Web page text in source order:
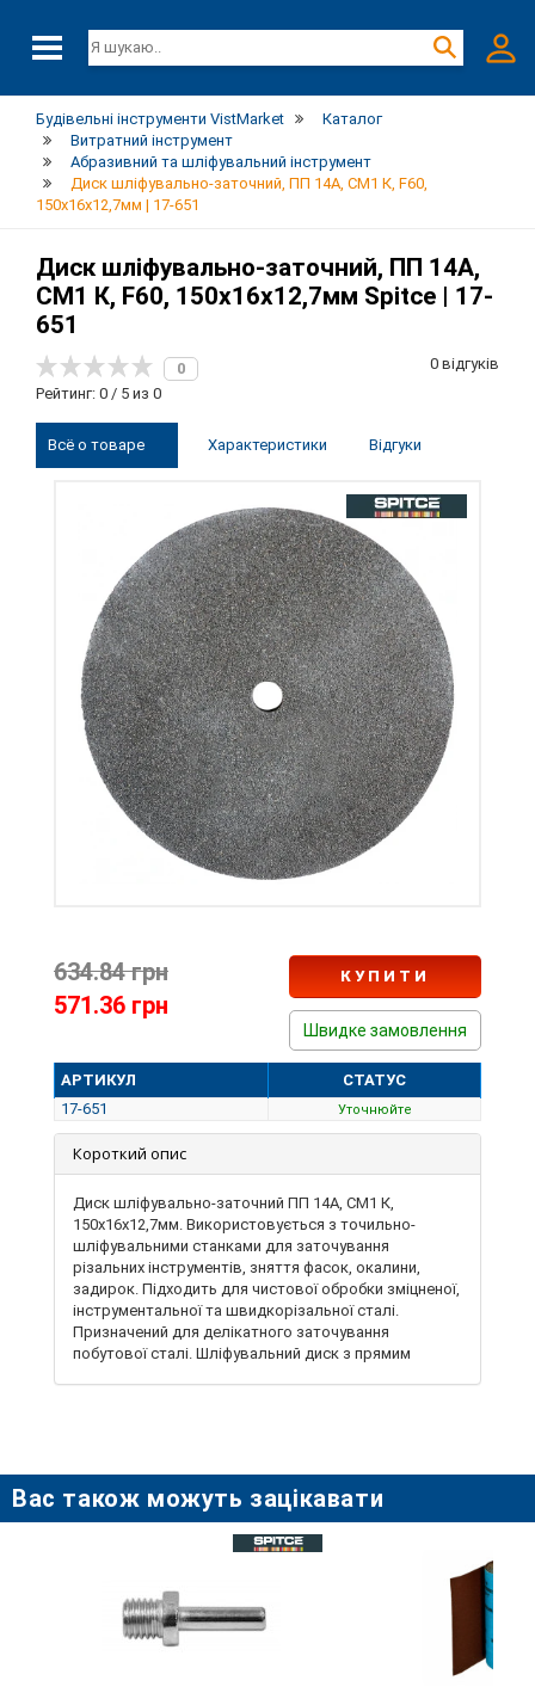
Будівельні інструменти VistMarket
Каталог
Витратний інструмент
Абразивний та шліфувальний інструмент
Диск шліфувально-заточний, ПП 14А, СМ1 К, F60,
150х16х12,7мм | 17-651
Диск шліфувально-заточний, ПП 14А,
СМ1 К, F60, 150х16х12,7мм Spitce | 17-
651
0
Рейтинг: 0 / 5 из 0
0 відгуків
Всё о товаре Характеристики Відгуки
634.84 грн
571.36 грн
Швидке замовлення
КУПИТИ
АРТИКУЛ
СТАТУС
17-651
Уточнюйте
Короткий опис
Диск шліфувально-заточний ПП 14А, СМ1 К,
150х16х12,7мм. Використовується з точильно-
шліфувальними станками для заточування
різальних інструментів, зняття фасок, окалини,
задирок. Підходить для чистової обробки зміцненої,
інструментальної та швидкорізальної сталі.
Призначений для делікатного заточування
побутової сталі. Шліфувальний диск з прямим
зовнішнього або безцентрового шліфування.
Можливо використовувати з точильним станков
Вас також можуть зацікавати